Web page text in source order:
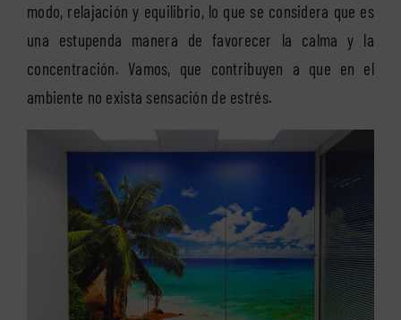
modo, relajación y equilibrio, lo que se considera que es
una estupenda manera de favorecer la calma y la
concentración. Vamos, que contribuyen a que en el
ambiente no exista sensación de estrés.